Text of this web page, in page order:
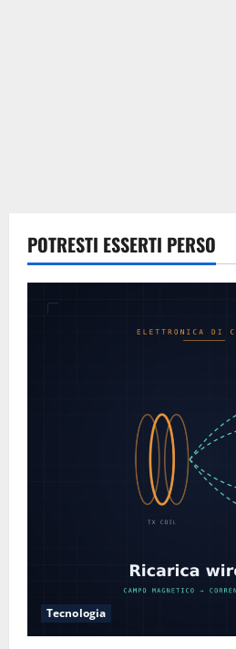
POTRESTI ESSERTI PERSO
Tecnologia